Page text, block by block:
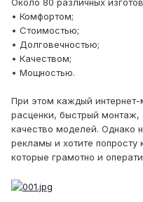
Около 80 различных
• Комфортом;
• Стоимостью;
• Долговечностью;
• Качеством;
• Мощностью.
При этом каждый
расценки, быстрый монтаж,
качество моделей. Однако
рекламы и хотите попросту
которые грамотно и